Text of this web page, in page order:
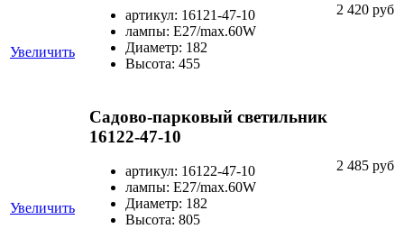
Увеличить
артикул: 16121-47-10
лампы: E27/max.60W
Диаметр: 182
Высота: 455
2 420 руб
Увеличить
Садово-парковый светильник
16122-47-10
артикул: 16122-47-10
лампы: E27/max.60W
Диаметр: 182
Высота: 805
2 485 руб